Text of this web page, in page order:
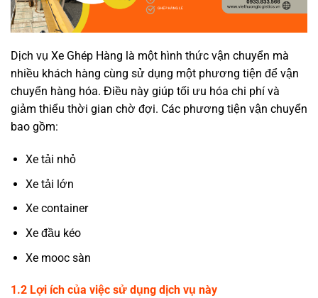
Dịch vụ Xe Ghép Hàng là một hình thức vận chuyển mà
nhiều khách hàng cùng sử dụng một phương tiện để vận
chuyển hàng hóa. Điều này giúp tối ưu hóa chi phí và
giảm thiểu thời gian chờ đợi. Các phương tiện vận chuyển
bao gồm:
Xe tải nhỏ
Xe tải lớn
Xe container
Xe đầu kéo
Xe mooc sàn
1.2 Lợi ích của việc sử dụng dịch vụ này